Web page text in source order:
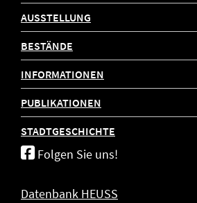
AUSSTELLUNG
BESTÄNDE
INFORMATIONEN
PUBLIKATIONEN
STADTGESCHICHTE
Folgen Sie uns!
Datenbank HEUSS